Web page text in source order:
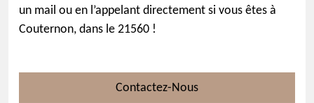
un mail ou en l’appelant directement si vous êtes à
Couternon, dans le 21560 !
Contactez-Nous